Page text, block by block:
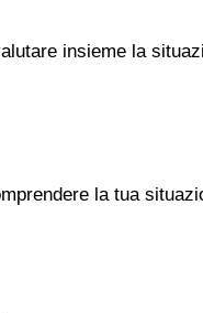
insieme la
la tua